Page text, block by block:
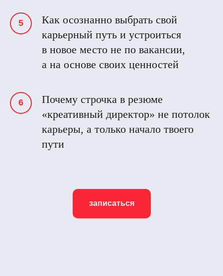
Как осознанно выбрать свой
карьерный путь и устроиться
в новое место не по вакансии,
а на основе своих ценностей
Почему строчка в резюме
«креативный директор» не потолок
карьеры, а только начало твоего
пути
записаться